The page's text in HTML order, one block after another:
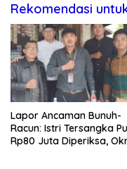
Rekomendasi
Lapor Ancaman Bunuh-
Racun: Istri Tersangka
Rp80 Juta Diperiksa,